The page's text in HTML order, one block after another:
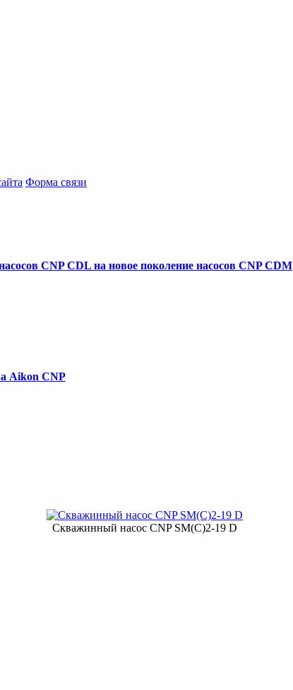
Форма связи
CNP CDL на новое поколение насосов CNP CDM
Aikon CNP
Скважинный насос CNP SM(C)2-19 D